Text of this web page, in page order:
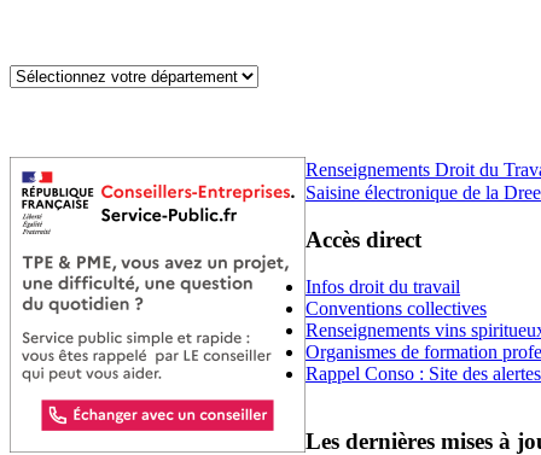
Renseignements Droit du
Saisine électronique de la
Accès direct
Infos droit du travail
Conventions collectives
Renseignements vins
Organismes de formation
Rappel Conso : Site des
Les dernières mises à